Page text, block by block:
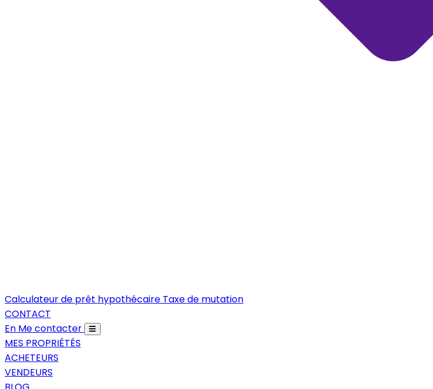
Calculateur de prêt hypothécaire Taxe de mutation
CONTACT
En Me contacter
MES PROPRIÉTÉS
ACHETEURS
VENDEURS